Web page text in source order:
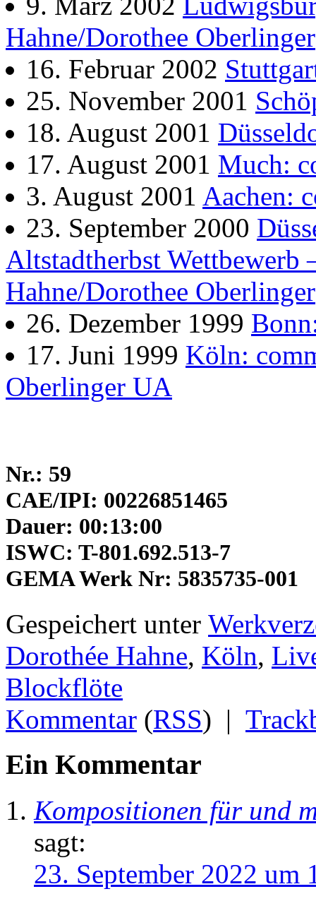
Hahne/Dorothee Oberlinger
16. Februar 2002
25. November 2001
18. August 2001
17. August 2001 Much:
3. August 2001 Aachen:
23. September 2000
Altstadtherbst Wettbewerb
Hahne/Dorothee Oberlinger
26. Dezember 1999
17. Juni 1999 Köln:
Oberlinger UA
Nr.: 59
CAE/IPI: 00226851465
Dauer: 00:13:00
ISWC: T-801.692.513-7
GEMA Werk Nr: 5835735-001
Gespeichert unter
Dorothée Hahne, Köln,
Blockflöte
Kommentar (RSS) |
Ein Kommentar
Kompositionen für und
sagt:
23. September 2022 um